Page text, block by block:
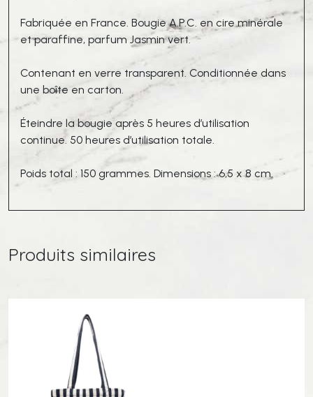
Fabriquée en France. Bougie A.P.C. en cire minérale
et paraffine, parfum Jasmin vert.
Contenant en verre transparent. Conditionnée dans
une boîte en carton.
Éteindre la bougie après 5 heures d’utilisation
continue. 50 heures d’utilisation totale.
Poids total : 150 grammes. Dimensions : 6,5 x 8 cm.
Produits similaires